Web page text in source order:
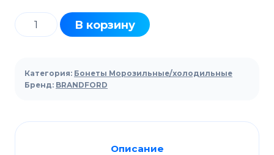
Количество
товара
холодильная
BRANDFORD
Open
Top
В корзину
Категория: Бонеты Морозильные/холодильные
Бренд: BRANDFORD
Описание